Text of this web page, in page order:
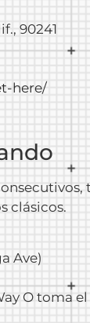
90241
here/
clásicos.
Ave)
O toma